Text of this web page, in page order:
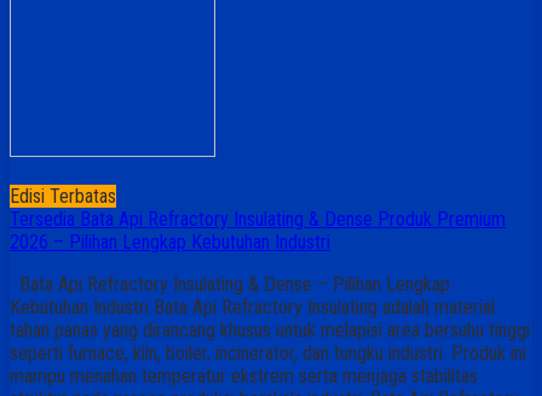
Edisi Terbatas
Tersedia Bata Api Refractory Insulating & Dense Produk Premium
2026 – Pilihan Lengkap Kebutuhan Industri
Bata Api Refractory Insulating & Dense – Pilihan Lengkap
Kebutuhan Industri Bata Api Refractory Insulating adalah material
tahan panas yang dirancang khusus untuk melapisi area bersuhu tinggi
seperti furnace, kiln, boiler, incinerator, dan tungku industri. Produk ini
mampu menahan temperatur ekstrem serta menjaga stabilitas